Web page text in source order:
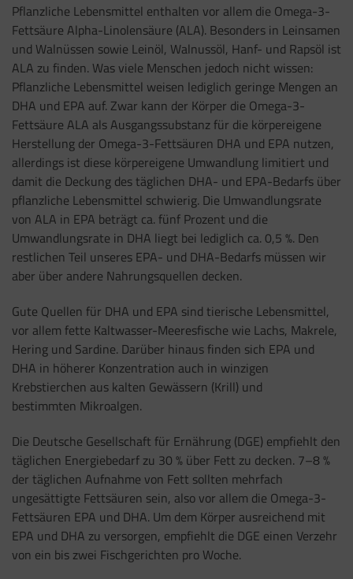
Pflanzliche Lebensmittel enthalten vor allem die Omega-3-
Fettsäure Alpha-Linolensäure (ALA). Besonders in Leinsamen
und Walnüssen sowie Leinöl, Walnussöl, Hanf- und Rapsöl ist
ALA zu finden. Was viele Menschen jedoch nicht wissen:
Pflanzliche Lebensmittel weisen lediglich geringe Mengen an
DHA und EPA auf. Zwar kann der Körper die Omega-3-
Fettsäure ALA als Ausgangssubstanz für die körpereigene
Herstellung der Omega-3-Fettsäuren DHA und EPA nutzen,
allerdings ist diese körpereigene Umwandlung limitiert und
damit die Deckung des täglichen DHA- und EPA-Bedarfs über
pflanzliche Lebensmittel schwierig. Die Umwandlungsrate
von ALA in EPA beträgt ca. fünf Prozent und die
Umwandlungsrate in DHA liegt bei lediglich ca. 0,5 %. Den
restlichen Teil unseres EPA- und DHA-Bedarfs müssen wir
aber über andere Nahrungsquellen decken.
Gute Quellen für DHA und EPA sind tierische Lebensmittel,
vor allem fette Kaltwasser-Meeresfische wie Lachs, Makrele,
Hering und Sardine. Darüber hinaus finden sich EPA und
DHA in höherer Konzentration auch in winzigen
Krebstierchen aus kalten Gewässern (Krill) und
bestimmten Mikroalgen.
Die Deutsche Gesellschaft für Ernährung (DGE) empfiehlt den
täglichen Energiebedarf zu 30 % über Fett zu decken. 7–8 %
der täglichen Aufnahme von Fett sollten mehrfach
ungesättigte Fettsäuren sein, also vor allem die Omega-3-
Fettsäuren EPA und DHA. Um dem Körper ausreichend mit
EPA und DHA zu versorgen, empfiehlt die DGE einen Verzehr
von ein bis zwei Fischgerichten pro Woche.